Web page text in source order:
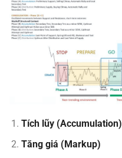
Tích lũy (Accumulation)
Tăng giá (Markup)